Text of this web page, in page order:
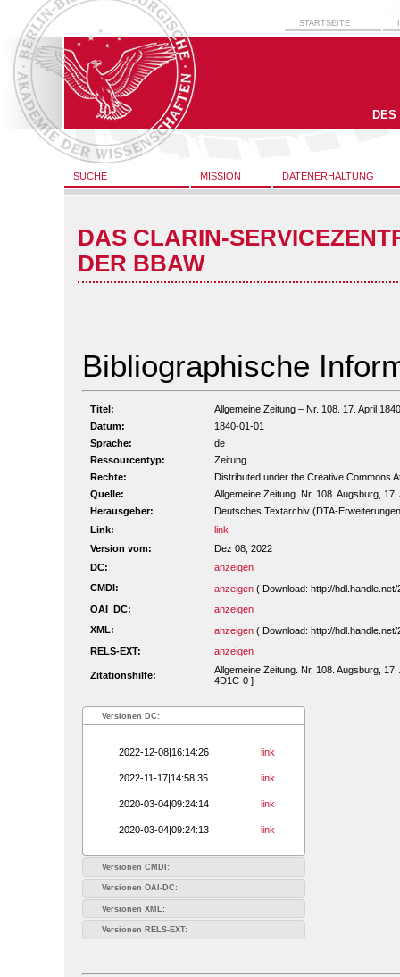
STARTSEITE
SUCHE MISSION DATENERHALTUNG
DAS CLARIN-
DER BBAW
Bibliographische
Titel:
Allgemeine Zeitung – Nr. 108. 17. April
Datum:
1840-01-01
Sprache:
de
Ressourcentyp:
Zeitung
Rechte:
Distributed under the Creative Commons
Quelle:
Allgemeine Zeitung. Nr. 108. Augsburg, 17.
Herausgeber:
Deutsches Textarchiv (DTA-
Link:
link
Version vom:
Dez 08, 2022
DC:
anzeigen
CMDI:
anzeigen ( Download: http://
OAI_DC:
anzeigen
XML:
anzeigen ( Download: http://
RELS-EXT:
anzeigen
Zitationshilfe:
Allgemeine Zeitung. Nr. 108. Augsburg,
4D1C-0 ]
Versionen DC:
2022-12-08|16:14:26 link
2022-11-17|14:58:35 link
2020-03-04|09:24:14 link
2020-03-04|09:24:13 link
Versionen CMDI:
Versionen OAI-DC:
Versionen XML:
Versionen RELS-EXT: